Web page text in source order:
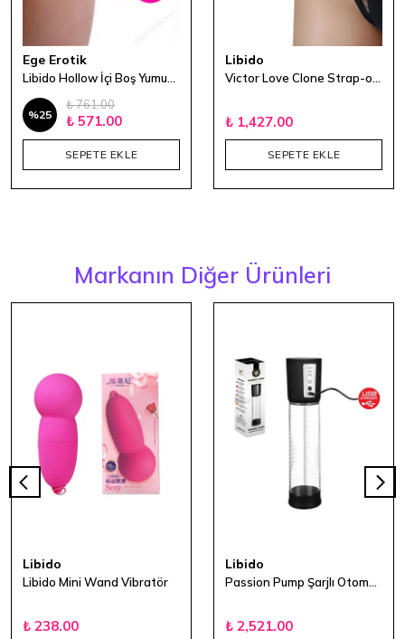
Ege Erotik
%25
₺ 761.00
₺ 571.00
SEPETE EKLE
Libido
₺ 1,427.00
SEPETE EKLE
Markanın Diğer Ürünleri
Libido
Libido Mini Wand Vibratör
₺ 238.00
Libido
₺ 2,521.00